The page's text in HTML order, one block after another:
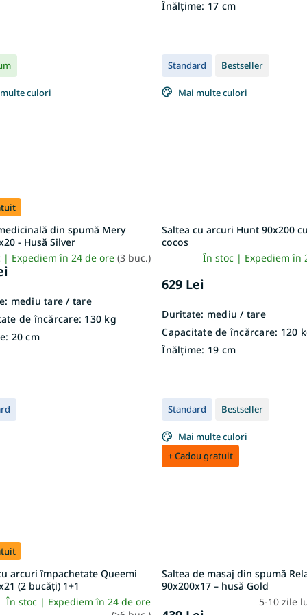
Înălțime: 17 cm
culori
din spumă Mery
- Husă Silver
| Expediem în 24 de ore(3 buc.)
mediu tare / tare
de încărcare: 130 kg
20 cm
Standard Bestseller
Mai multe culori
Saltea cu arcuri Hunt 90x200
cocos
În stoc | Expediem în
629 Lei
Duritate: mediu / tare
Capacitate de încărcare: 120
Înălțime: 19 cm
arcuri împachetate Queemi
(2 bucăți) 1+1
În stoc | Expediem în 24 de ore
Standard Bestseller
Mai multe culori
+ Cadou gratuit
Saltea de masaj din spumă
90x200x17 – husă Gold
5-10 zile